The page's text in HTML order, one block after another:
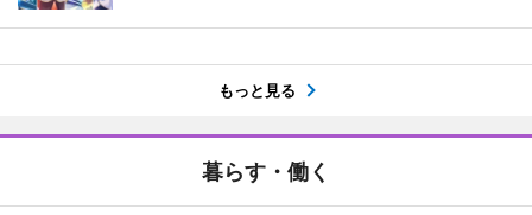
もっと見る
暮らす・働く